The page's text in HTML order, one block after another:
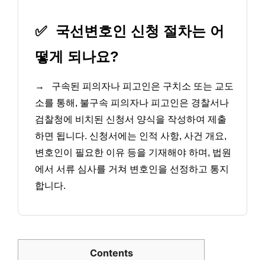
✅ 국선변호인 신청 절차는 어
떻게 되나요?
→
구속된 피의자나 피고인은 구치소 또는 교도
소를 통해, 불구속 피의자나 피고인은 경찰서나
검찰청에 비치된 신청서 양식을 작성하여 제출
하면 됩니다. 신청서에는 인적 사항, 사건 개요,
변호인이 필요한 이유 등을 기재해야 하며, 법원
에서 서류 심사를 거쳐 변호인을 선정하고 통지
합니다.
Contents